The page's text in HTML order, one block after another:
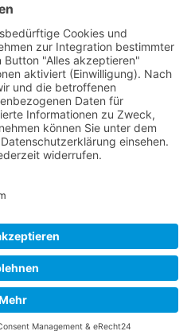
geschützt! Zur Anzeige
Heilpraktiker für Psychotherapie
Bildmaterial teils mit KI generiert.